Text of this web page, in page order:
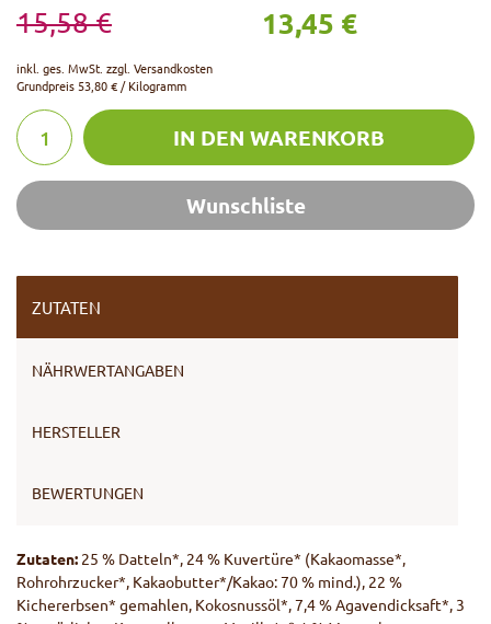
15,58 € 13,45 €
inkl. ges. MwSt. zzgl. Versandkosten
Grundpreis 53,80 € / Kilogramm
IN DEN WARENKORB
Wunschliste
ZUTATEN
NÄHRWERTANGABEN
HERSTELLER
BEWERTUNGEN
Zutaten: 25 % Datteln*, 24 % Kuvertüre* (Kakaomasse*,
Rohrohrzucker*, Kakaobutter*/Kakao: 70 % mind.), 22 %
Kichererbsen* gemahlen, Kokosnussöl*, 7,4 % Agavendicksaft*, 3